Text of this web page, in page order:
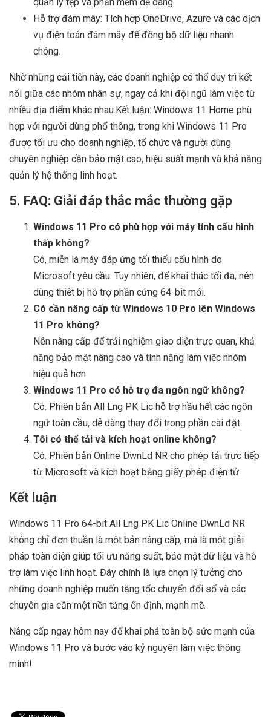
Hỗ trợ đám mây: Tích hợp OneDrive, Azure và các dịch
vụ điện toán đám mây để đồng bộ dữ liệu nhanh
chóng.
Nhờ những cải tiến này, các doanh nghiệp có thể duy trì kết
nối giữa các nhóm nhân sự, ngay cả khi đội ngũ làm việc từ
nhiều địa điểm khác nhau.Kết luận: Windows 11 Home phù
hợp với người dùng phổ thông, trong khi Windows 11 Pro
được tối ưu cho doanh nghiệp, tổ chức và người dùng
chuyên nghiệp cần bảo mật cao, hiệu suất mạnh và khả năng
quản lý hệ thống linh hoạt.
5. FAQ: Giải đáp thắc mắc thường gặp
Windows 11 Pro có phù hợp với máy tính cấu hình
thấp không?
Có, miễn là máy đáp ứng tối thiểu cấu hình do
Microsoft yêu cầu. Tuy nhiên, để khai thác tối đa, nên
dùng thiết bị hỗ trợ phần cứng 64-bit mới.
Có cần nâng cấp từ Windows 10 Pro lên Windows
11 Pro không?
Nên nâng cấp để trải nghiệm giao diện trực quan, khả
năng bảo mật nâng cao và tính năng làm việc nhóm
hiệu quả hơn.
Windows 11 Pro có hỗ trợ đa ngôn ngữ không?
Có. Phiên bản All Lng PK Lic hỗ trợ hầu hết các ngôn
ngữ toàn cầu, dễ dàng thay đổi trong phần cài đặt.
Tôi có thể tải và kích hoạt online không?
Có. Phiên bản Online DwnLd NR cho phép tải trực tiếp
từ Microsoft và kích hoạt bằng giấy phép điện tử.
Kết luận
Windows 11 Pro 64-bit All Lng PK Lic Online DwnLd NR
không chỉ đơn thuần là một bản nâng cấp, mà là một giải
pháp toàn diện giúp tối ưu năng suất, bảo mật dữ liệu và hỗ
trợ làm việc linh hoạt. Đây chính là lựa chọn lý tưởng cho
những doanh nghiệp muốn tăng tốc chuyển đổi số và các
chuyên gia cần một nền tảng ổn định, mạnh mẽ.
Nâng cấp ngay hôm nay để khai phá toàn bộ sức mạnh của
Windows 11 Pro và bước vào kỷ nguyên làm việc thông
minh!